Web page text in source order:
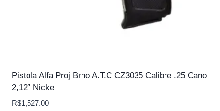
Pistola Alfa Proj Brno A.T.C CZ3035 Calibre .25 Cano
2,12″ Nickel
R$1,527.00